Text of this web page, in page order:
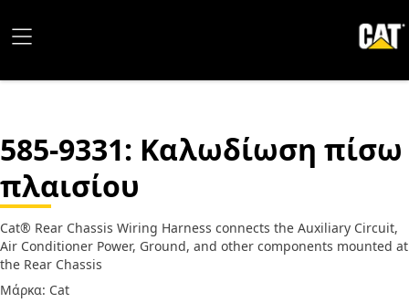
585-9331: Καλωδίωση πίσω
πλαισίου
Cat® Rear Chassis Wiring Harness connects the Auxiliary Circuit,
Air Conditioner Power, Ground, and other components mounted at
the Rear Chassis
Μάρκα: Cat